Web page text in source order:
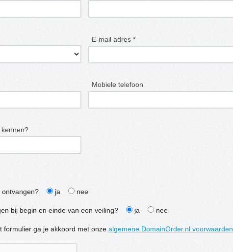
E-mail adres *
Mobiele telefoon
ontvangen? ja nee
bij begin en einde van een veiling? ja nee
formulier ga je akkoord met onze algemene DomainOrder.nl voorwaarden